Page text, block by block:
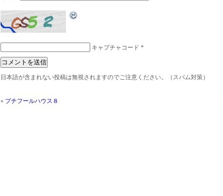
キャプチャコード *
日本語が含まれない投稿は無視されますのでご注意ください。（スパム対策）
« プチフールハウス８